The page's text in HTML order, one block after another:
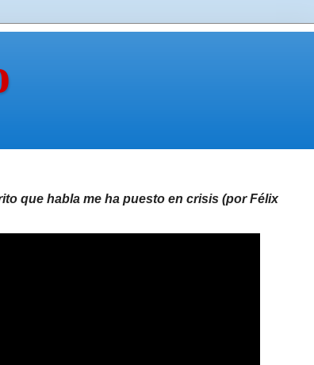
que habla me ha puesto en crisis (por Félix